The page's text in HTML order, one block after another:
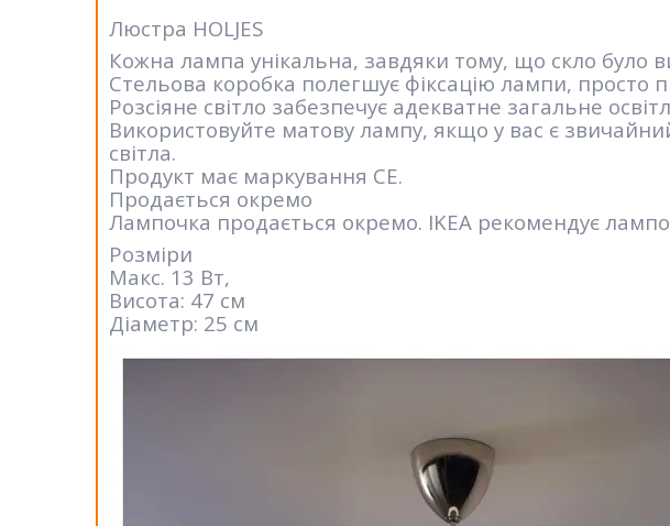
Люстра HOLJES
Кожна лампа унікальна, завдяки тому, що скло було
Стельова коробка полегшує фіксацію лампи, просто
Розсіяне світло забезпечує адекватне загальне
Використовуйте матову лампу, якщо у вас є
світла.
Продукт має маркування СЕ.
Продається окремо
Лампочка продається окремо. IKEA рекомендує
Розміри
Макс. 13 Вт,
Висота: 47 см
Діаметр: 25 см